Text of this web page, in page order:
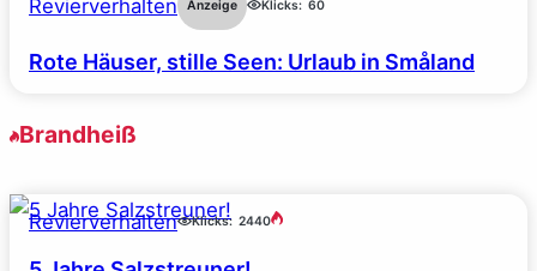
Revierverhalten Anzeige Klicks: 60
Rote Häuser, stille Seen: Urlaub in Småland
Brandheiß
Revierverhalten Klicks: 2440